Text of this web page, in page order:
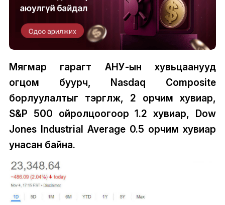
Мягмар гарагт АНУ-ын хувьцаанууд
огцом буурч, Nasdaq Composite
борлуулалтыг тэргүүлж, 2 орчим хувиар,
S&P 500 ойролцоогоор 1.2 хувиар, Dow
Jones Industrial Average 0.5 орчим хувиар
унасан байна.